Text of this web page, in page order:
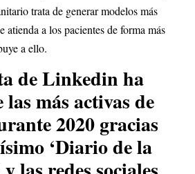
trata de generar modelos más
atienda a los pacientes de forma más
a ello.
de Linkedin ha
más activas de
2020 gracias
‘Diario de la